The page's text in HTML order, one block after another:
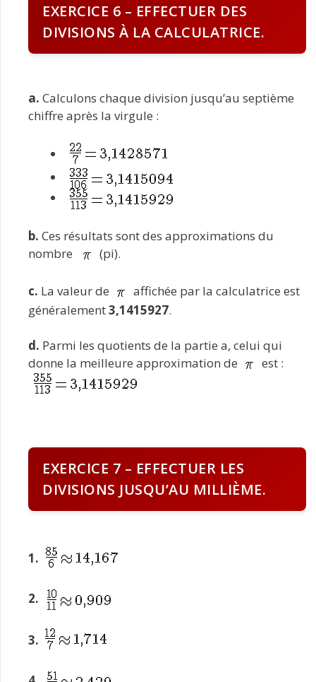
EXERCICE 6 – EFFECTUER DES
DIVISIONS À LA CALCULATRICE.
a. Calculons chaque division jusqu’au septième
chiffre après la virgule :
b. Ces résultats sont des approximations du
nombre
(pi).
c. La valeur de
affichée par la calculatrice est
généralement3,1415927.
d. Parmi les quotients de la partie a, celui qui
donne la meilleure approximation de
est :
EXERCICE 7 – EFFECTUER LES
DIVISIONS JUSQU’AU MILLIÈME.
1.
2.
3.